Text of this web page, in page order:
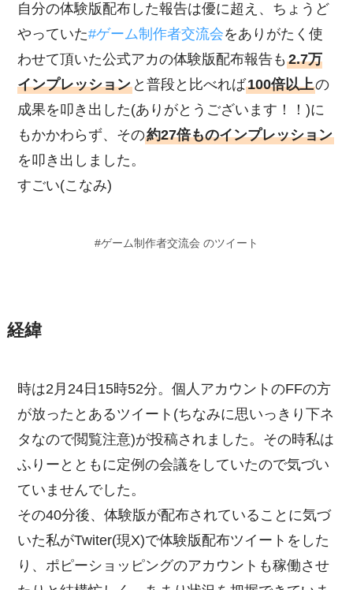
自分の体験版配布した報告は優に超え、ちょうど
やっていた#ゲーム制作者交流会をありがたく使
わせて頂いた公式アカの体験版配布報告も2.7万
インプレッション と普段と比べれば100倍以上の
成果を叩き出した(ありがとうございます！！)に
もかかわらず、その約27倍ものインプレッション
を叩き出しました。
すごい(こなみ)
#ゲーム制作者交流会 のツイート
経緯
時は2月24日15時52分。個人アカウントのFFの方
が放ったとあるツイート(ちなみに思いっきり下ネ
タなので閲覧注意)が投稿されました。その時私は
ふりーとともに定例の会議をしていたので気づい
ていませんでした。
その40分後、体験版が配布されていることに気づ
いた私がTwiter(現X)で体験版配布ツイートをした
り、ポピーショッピングのアカウントも稼働させ